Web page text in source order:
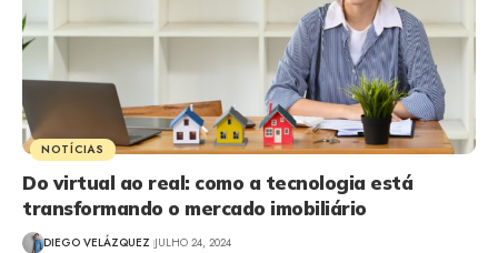
NOTÍCIAS
Do virtual ao real: como a tecnologia está
transformando o mercado imobiliário
DIEGO VELÁZQUEZ JULHO 24, 2024